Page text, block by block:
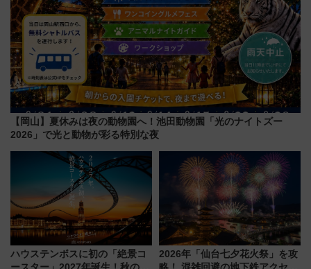
【岡山】夏休みは夜の動物園へ！池田動物園「光のナイトズー
2026」で光と動物が彩る特別な夜
ハウステンボスに初の「絶景コ
2026年「仙台七夕花火祭」を攻